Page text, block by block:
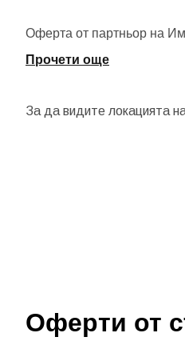
Оферта от партньор на
Прочети още
За да видите локацията
Оферти от